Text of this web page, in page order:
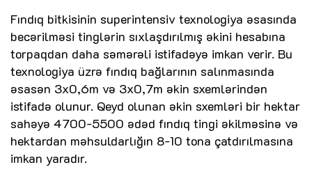
Fındıq bitkisinin superintensiv texnologiya əsasında
becərilməsi tinglərin sıxlaşdırılmış əkini hesabına
torpaqdan daha səmərəli istifadəyə imkan verir. Bu
texnologiya üzrə fındıq bağlarının salınmasında
əsasən 3x0,6m və 3x0,7m əkin sxemlərindən
istifadə olunur. Qeyd olunan əkin sxemləri bir hektar
sahəyə 4700-5500 ədəd fındıq tingi əkilməsinə və
hektardan məhsuldarlığın 8-10 tona çatdırılmasına
imkan yaradır.